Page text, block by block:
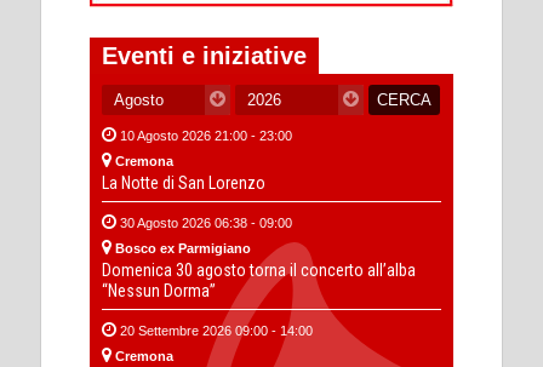
Eventi e iniziative
10 Agosto 2026 21:00 - 23:00
Cremona
La Notte di San Lorenzo
30 Agosto 2026 06:38 - 09:00
Bosco ex Parmigiano
Domenica 30 agosto torna il concerto all’alba
“Nessun Dorma”
20 Settembre 2026 09:00 - 14:00
Cremona